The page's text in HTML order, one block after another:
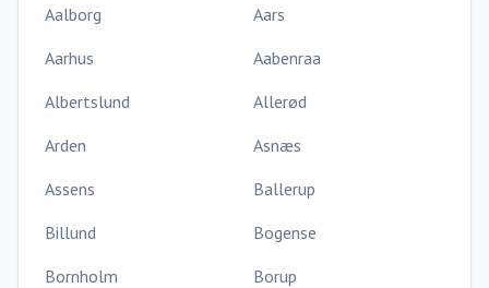
Aalborg
Aars
Aarhus
Aabenraa
Albertslund
Allerød
Arden
Asnæs
Assens
Ballerup
Billund
Bogense
Bornholm
Borup